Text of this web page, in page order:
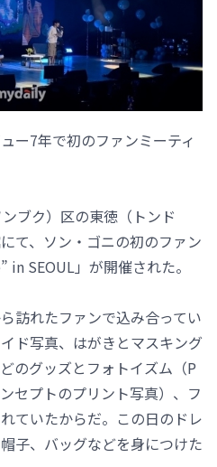
ー7年で初のファンミーティ
ブク）区の東徳（トンド
て、ソン・ゴニの初のファン
in SEOUL」が開催された。
訪れたファンで込み合ってい
ド写真、はがきとマスキング
のグッズとフォトイズム（P
セプトのプリント写真）、フ
ていたからだ。この日のドレ
子、バッグなどを身につけた